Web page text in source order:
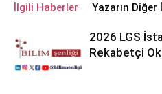
İlgili Haberler Yazarın Diğer
2026 LGS
Rekabetçi